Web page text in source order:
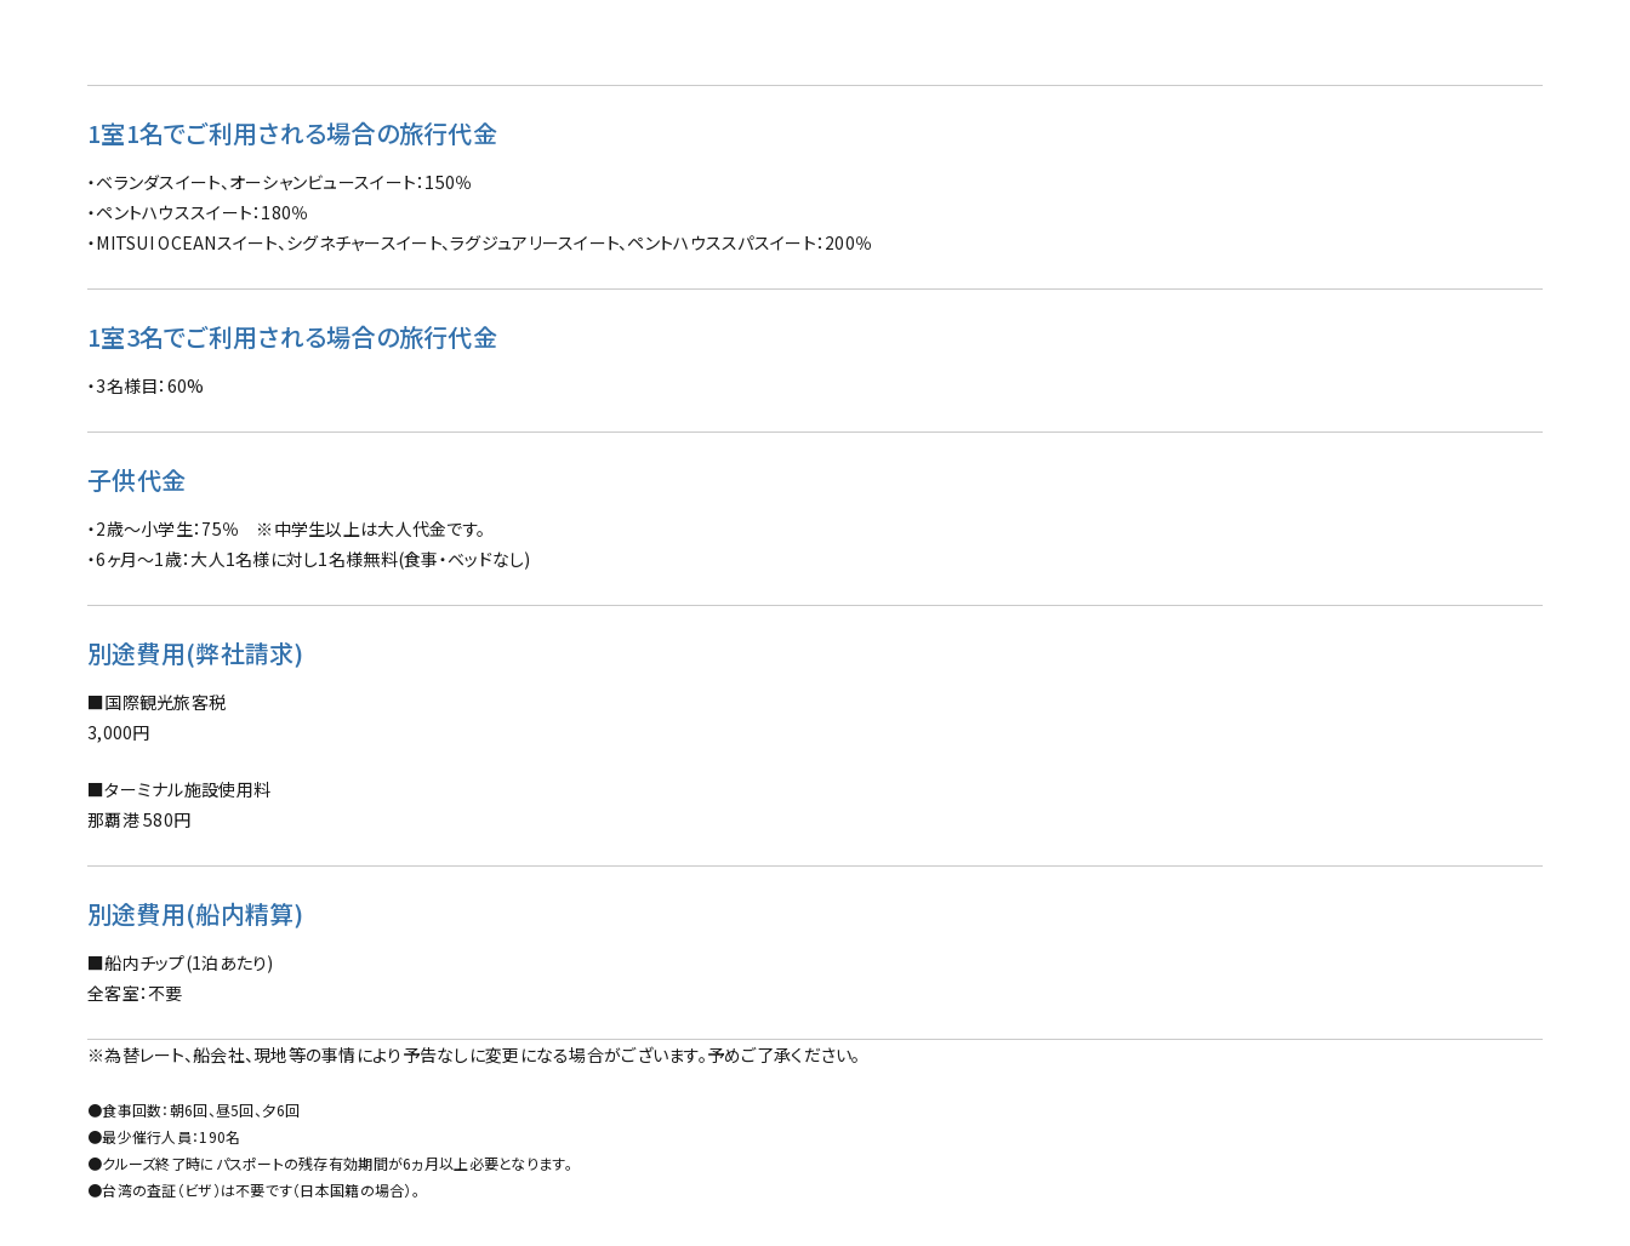
1室1名でご利用される場合の旅行代金
・ベランダスイート、オーシャンビュースイート：150％
・ペントハウススイート：180％
・MITSUI OCEANスイート、シグネチャースイート、ラグジュアリースイート、ペントハウススパスイート：200％
1室3名でご利用される場合の旅行代金
・3名様目：60%
子供代金
・2歳～小学生：75％ ※中学生以上は大人代金です。
・6ヶ月～1歳：大人1名様に対し1名様無料(食事・ベッドなし)
別途費用(弊社請求)
■国際観光旅客税
3,000円
■ターミナル施設使用料
那覇港 580円
別途費用(船内精算)
■船内チップ(1泊あたり)
全客室：不要
※為替レート、船会社、現地等の事情により予告なしに変更になる場合がございます。予めご了承ください。
●食事回数：朝6回、昼5回、夕6回
●最少催行人員：190名
●クルーズ終了時にパスポートの残存有効期間が6ヵ月以上必要となります。
●台湾の査証（ビザ）は不要です（日本国籍の場合）。